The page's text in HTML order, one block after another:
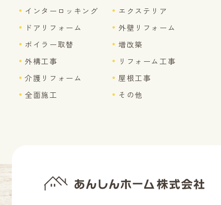
インターロッキング
エクステリア
ドアリフォーム
外壁リフォーム
ボイラー取替
増改築
外構工事
リフォーム工事
介護リフォーム
屋根工事
全面施工
その他